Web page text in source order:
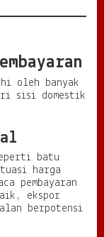
oleh banyak
sisi domestik
batu
harga
pembayaran
ekspor
berpotensi